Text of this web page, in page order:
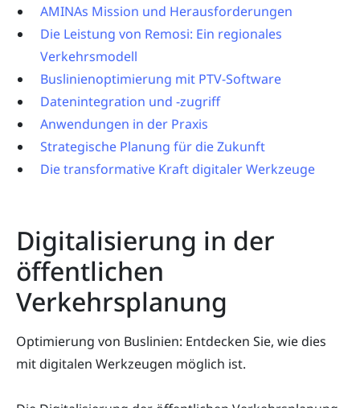
AMINAs Mission und Herausforderungen
Die Leistung von Remosi: Ein regionales
Verkehrsmodell
Buslinienoptimierung mit PTV-Software
Datenintegration und -zugriff
Anwendungen in der Praxis
Strategische Planung für die Zukunft
Die transformative Kraft digitaler Werkzeuge
Digitalisierung in der
öffentlichen
Verkehrsplanung
Optimierung von Buslinien: Entdecken Sie, wie dies
mit digitalen Werkzeugen möglich ist.